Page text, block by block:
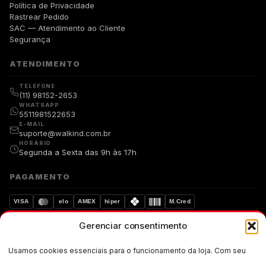
Gerenciar consentimento
Usamos cookies essenciais para o funcionamento da loja. Com seu
Política de Privacidade
Rastrear Pedido
SAC — Atendimento ao Cliente
Segurança
ATENDIMENTO
TELEFONE
(11) 98152-2653
WHATSAPP
5511981522653
E-MAIL
suporte@walkind.com.br
HORÁRIO
Segunda a Sexta das 9h às 17h
PAGAMENTO
VISA elo AMEX hiper M.Cred
Dados protegidos